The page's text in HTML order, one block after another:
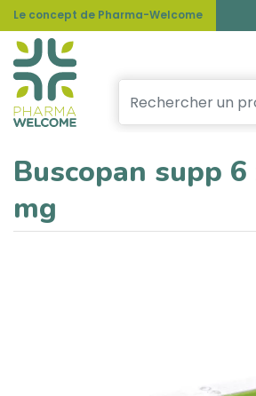
Le concept de Pharma-Welcome
Buscopan supp 6
mg